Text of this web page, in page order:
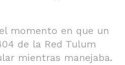
momento en que un
de la Red Tulum
mientras manejaba.